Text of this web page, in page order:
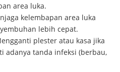
area luka.
kelembapan area luka
lebih cepat.
plester atau kasa jika
adanya tanda infeksi (berbau,